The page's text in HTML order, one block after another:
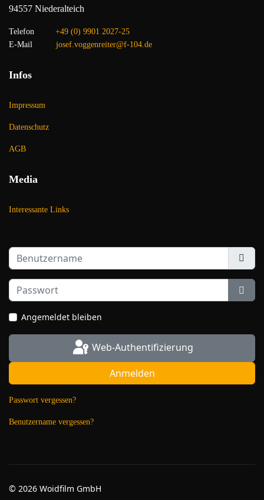
94557 Niederalteich
Telefon +49 (0) 9901 2027-25
E-Mail josef.voggenreiter@f-104.de
Infos
Impressum
Datenschutz
AGB
Media
Interessante Links
Benutzername
Passwort
Angemeldet bleiben
Web-Authentifizierung
Anmelden
Passwort vergessen?
Benutzername vergessen?
© 2026 Woidfilm GmbH